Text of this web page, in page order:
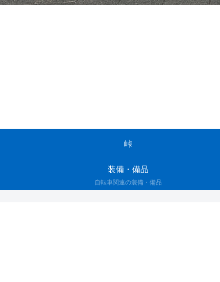
峠
装備・備品
自転車関連の装備・備品